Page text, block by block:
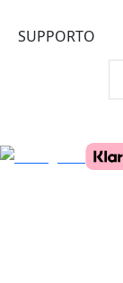
SUPPORTO